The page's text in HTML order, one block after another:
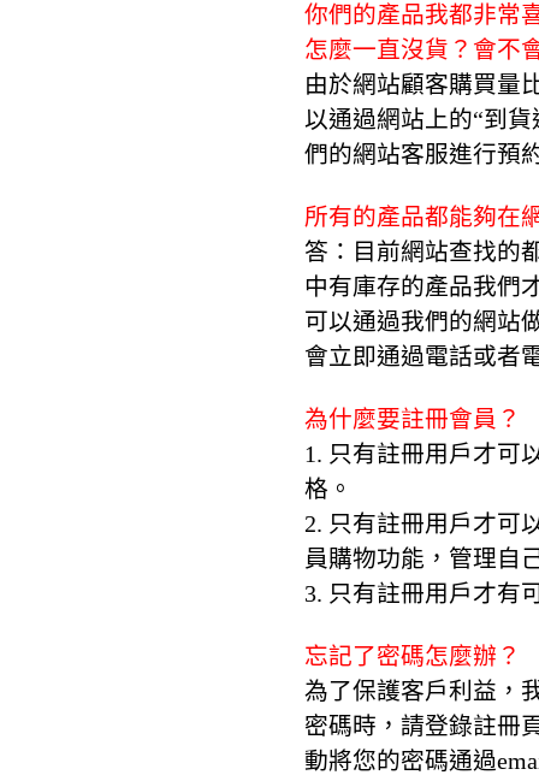
你們的產品我都非常
怎麼一直沒貨？會不
由於網站顧客購買量
以通過網站上的“到
們的網站客服進行預
所有的產品都能夠在
答：目前網站查找的
中有庫存的產品我們
可以通過我們的網站
會立即通過電話或者
為什麼要註冊會員？
1. 只有註冊用戶才可
格。
2. 只有註冊用戶才可
員購物功能，管理自
3. 只有註冊用戶才有
忘記了密碼怎麼辦？
為了保護客戶利益，
密碼時，請登錄註冊
動將您的密碼通過